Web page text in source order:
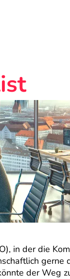
in der die
der Weg